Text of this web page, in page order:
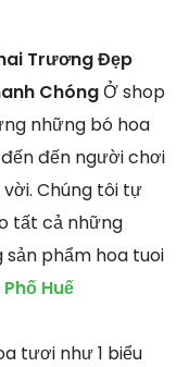
Trương Đẹp
ChóngỞ shop
những bó hoa
đến người chơi
Chúng tôi tự
tất cả những
phẩm hoa tuoi
Huế
tươi như 1 biểu